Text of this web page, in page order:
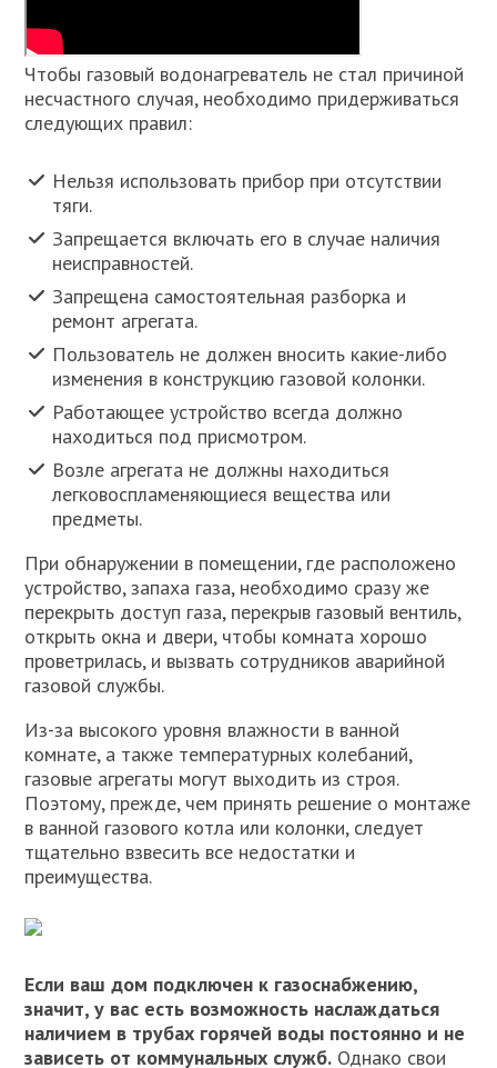
Чтобы газовый водонагреватель не стал причиной
несчастного случая, необходимо придерживаться
следующих правил:
Нельзя использовать прибор при отсутствии
тяги.
Запрещается включать его в случае наличия
неисправностей.
Запрещена самостоятельная разборка и
ремонт агрегата.
Пользователь не должен вносить какие-либо
изменения в конструкцию газовой колонки.
Работающее устройство всегда должно
находиться под присмотром.
Возле агрегата не должны находиться
легковоспламеняющиеся вещества или
предметы.
При обнаружении в помещении, где расположено
устройство, запаха газа, необходимо сразу же
перекрыть доступ газа, перекрыв газовый вентиль,
открыть окна и двери, чтобы комната хорошо
проветрилась, и вызвать сотрудников аварийной
газовой службы.
Из-за высокого уровня влажности в ванной
комнате, а также температурных колебаний,
газовые агрегаты могут выходить из строя.
Поэтому, прежде, чем принять решение о монтаже
в ванной газового котла или колонки, следует
тщательно взвесить все недостатки и
преимущества.
Если ваш дом подключен к газоснабжению,
значит, у вас есть возможность наслаждаться
наличием в трубах горячей воды постоянно и не
зависеть от коммунальных служб. Однако свои